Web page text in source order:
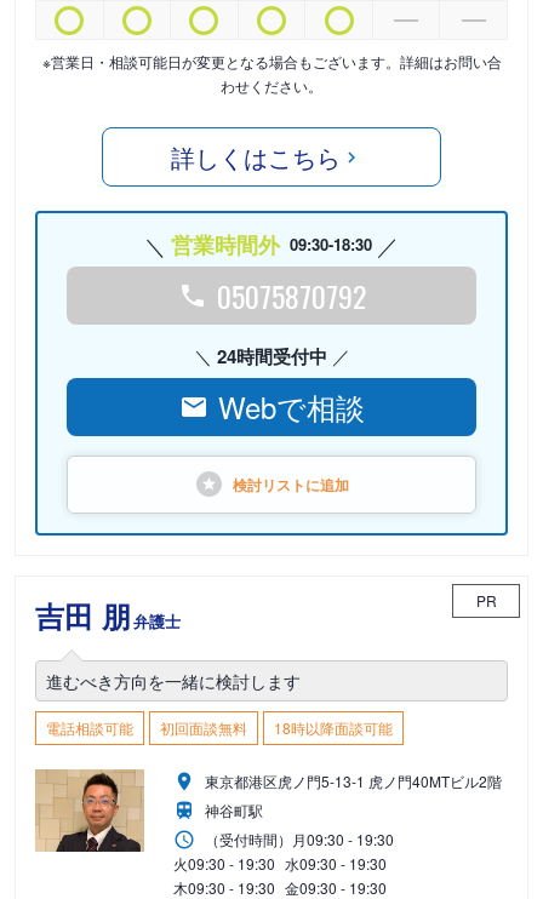
※営業日・相談可能日が変更となる場合もございます。詳細はお問い合
わせください。
詳しくはこちら
営業時間外 09:30-18:30
05075870792
24時間受付中
Webで相談
検討リストに追加
吉田 朋弁護士
PR
進むべき方向を一緒に検討します
電話相談可能 初回面談無料 18時以降面談可能
東京都港区虎ノ門5-13-1 虎ノ門40MTビル2階
神谷町駅
（受付時間） 月09:30 - 19:30
火09:30 - 19:30 水09:30 - 19:30
木09:30 - 19:30 金09:30 - 19:30